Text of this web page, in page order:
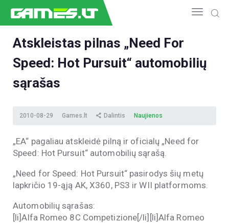
NAUJIENOS
GAMEDEV
APŽVALGOS
ŽAIDIMAI
Atskleistas pilnas „Need For
Speed: Hot Pursuit“ automobilių
sąrašas
2010-08-29 Games.lt Dalintis Naujienos
„EA“ pagaliau atskleidė pilną ir oficialų „Need for
Speed: Hot Pursuit“ automobilių sąrašą.
„Need for Speed: Hot Pursuit“ pasirodys šių metų
lapkričio 19-ąją AK, X360, PS3 ir WII platformoms.
Automobilių sąrašas:
[li]Alfa Romeo 8C Competizione[/li][li]Alfa Romeo